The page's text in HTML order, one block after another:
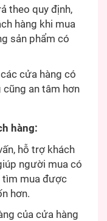
theo quy định,
hàng khi mua
sản phẩm có
cửa hàng có
cũng an tâm hơn
hàng:
hỗ trợ khách
người mua có
tìm mua được
hơn.
của cửa hàng